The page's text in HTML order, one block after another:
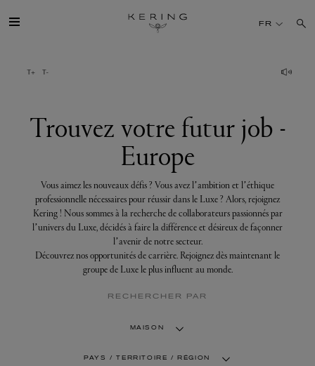
votre
futur
DÉV. DURABLE
FINANCE
PRESSE
FR
Trouvez votre futur job -
Europe
Vous aimez les nouveaux défis ? Vous avez l’ambition et l’éthique
professionnelle nécessaires pour réussir dans le Luxe ? Alors, rejoignez
Kering ! Nous sommes à la recherche de collaborateurs passionnés par
l’univers du Luxe, décidés à faire la différence et désireux de façonner
l’avenir de notre secteur.
Découvrez nos opportunités de carrière. Rejoignez dès maintenant le
groupe de Luxe le plus influent au monde.
RECHERCHER PAR
MAISON
PAYS / TERRITOIRE / RÉGION